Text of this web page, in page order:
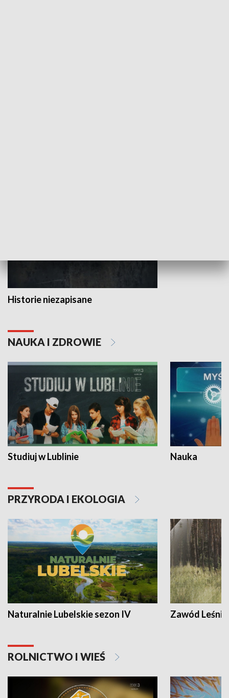
Historie niezapisane
NAUKA I ZDROWIE
Studiuj w Lublinie Nauka
PRZYRODA I EKOLOGIA
Naturalnie Lubelskie sezon IV Zawód Leśnik
ROLNICTWO I WIEŚ